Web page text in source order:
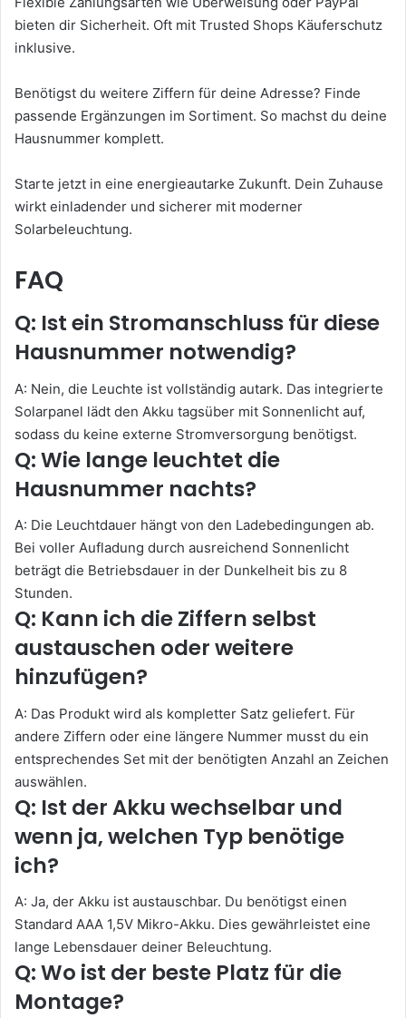
bieten dir Sicherheit. Oft mit Trusted Shops Käuferschutz
inklusive.
Benötigst du weitere Ziffern für deine Adresse? Finde
passende Ergänzungen im Sortiment. So machst du deine
Hausnummer komplett.
Starte jetzt in eine energieautarke Zukunft. Dein Zuhause
wirkt einladender und sicherer mit moderner
Solarbeleuchtung.
FAQ
Q: Ist ein Stromanschluss für diese
Hausnummer notwendig?
A: Nein, die Leuchte ist vollständig autark. Das integrierte
Solarpanel lädt den Akku tagsüber mit Sonnenlicht auf,
sodass du keine externe Stromversorgung benötigst.
Q: Wie lange leuchtet die
Hausnummer nachts?
A: Die Leuchtdauer hängt von den Ladebedingungen ab.
Bei voller Aufladung durch ausreichend Sonnenlicht
beträgt die Betriebsdauer in der Dunkelheit bis zu 8
Stunden.
Q: Kann ich die Ziffern selbst
austauschen oder weitere
hinzufügen?
A: Das Produkt wird als kompletter Satz geliefert. Für
andere Ziffern oder eine längere Nummer musst du ein
entsprechendes Set mit der benötigten Anzahl an Zeichen
auswählen.
Q: Ist der Akku wechselbar und
wenn ja, welchen Typ benötige
ich?
A: Ja, der Akku ist austauschbar. Du benötigst einen
Standard AAA 1,5V Mikro-Akku. Dies gewährleistet eine
lange Lebensdauer deiner Beleuchtung.
Q: Wo ist der beste Platz für die
Montage?